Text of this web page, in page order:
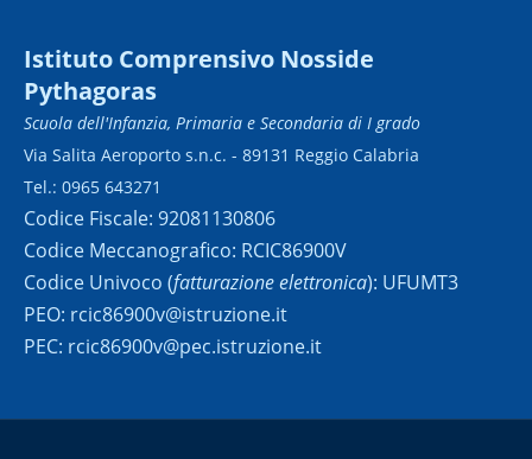
Istituto Comprensivo Nosside
Pythagoras
Scuola dell'Infanzia, Primaria e Secondaria di I grado
Via Salita Aeroporto s.n.c. - 89131 Reggio Calabria
Tel.: 0965 643271
Codice Fiscale: 92081130806
Codice Meccanografico: RCIC86900V
Codice Univoco (fatturazione elettronica): UFUMT3
PEO: rcic86900v@istruzione.it
PEC: rcic86900v@pec.istruzione.it